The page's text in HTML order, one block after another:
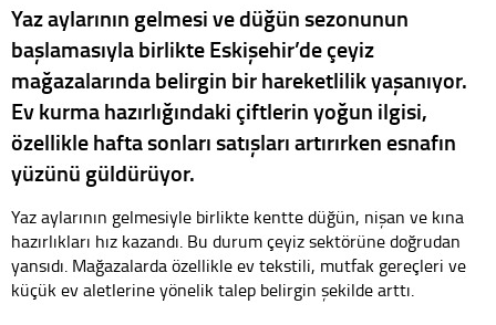
Yaz aylarının gelmesi ve düğün sezonunun
başlamasıyla birlikte Eskişehir’de çeyiz
mağazalarında belirgin bir hareketlilik yaşanıyor.
Ev kurma hazırlığındaki çiftlerin yoğun ilgisi,
özellikle hafta sonları satışları artırırken esnafın
yüzünü güldürüyor.
Yaz aylarının gelmesiyle birlikte kentte düğün, nişan ve kına
hazırlıkları hız kazandı. Bu durum çeyiz sektörüne doğrudan
yansıdı. Mağazalarda özellikle ev tekstili, mutfak gereçleri ve
küçük ev aletlerine yönelik talep belirgin şekilde arttı.